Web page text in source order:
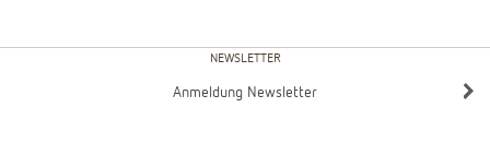
NEWSLETTER
Anmeldung Newsletter